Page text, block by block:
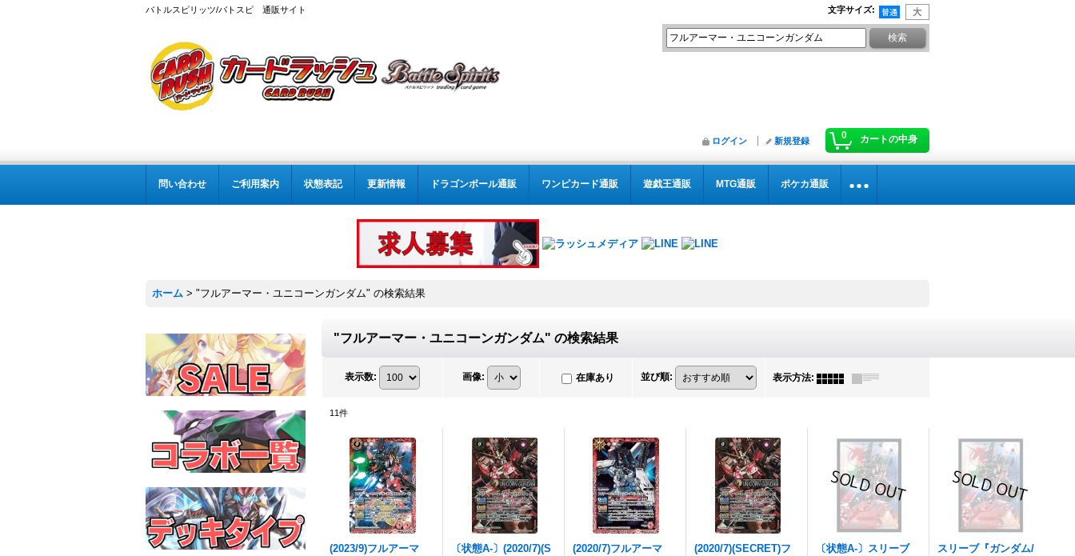
バトルスピリッツ/バトスピ 通販サイト 文字サイズ:
0 カートの中身
ログイン 新規登録
問い合わせ ご利用案内 状態表記 更新情報 ドラゴンボール通販 ワンピカード通販 遊戯王通販 MTG通販 ポケカ通販
ホーム > "フルアーマー・ユニコーンガンダム" の検索結果
"フルアーマー・ユニコーンガンダム" の検索結果
表示数: 画像: 在庫あり 並び順: 表示方法:
11 件
(2023/9)フルアーマ
〔状態A-〕(2020/7)(S
(2020/7)フルアーマ
(2020/7)(SECRET)フ
〔状態A-〕スリーブ
スリーブ『ガンダム/